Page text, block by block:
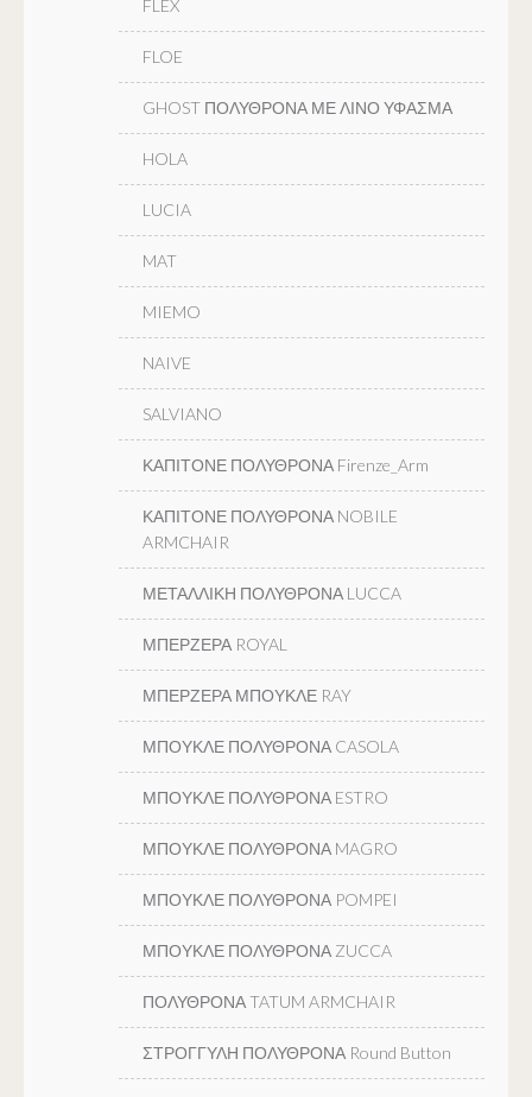
FLEX
FLOE
GHOST ΠΟΛΥΘΡΟΝΑ ΜΕ ΛΙΝΟ ΥΦΑΣΜΑ
HOLA
LUCIA
MAT
MIEMO
NAIVE
SALVIANO
ΚΑΠΙΤΟΝΕ ΠΟΛΥΘΡΟΝΑ Firenze_Arm
ΚΑΠΙΤΟΝΕ ΠΟΛΥΘΡΟΝΑ NOBILE
ARMCHAIR
ΜΕΤΑΛΛΙΚΗ ΠΟΛΥΘΡΟΝΑ LUCCA
ΜΠΕΡΖΕΡΑ ROYAL
ΜΠΕΡΖΕΡΑ ΜΠΟΥΚΛΕ RAY
ΜΠΟΥΚΛΕ ΠΟΛΥΘΡΟΝΑ CASOLA
ΜΠΟΥΚΛΕ ΠΟΛΥΘΡΟΝΑ ESTRO
ΜΠΟΥΚΛΕ ΠΟΛΥΘΡΟΝΑ MAGRO
ΜΠΟΥΚΛΕ ΠΟΛΥΘΡΟΝΑ POMPEI
ΜΠΟΥΚΛΕ ΠΟΛΥΘΡΟΝΑ ZUCCA
ΠΟΛΥΘΡΟΝΑ TATUM ARMCHAIR
ΣΤΡΟΓΓΥΛΗ ΠΟΛΥΘΡΟΝΑ Round Button